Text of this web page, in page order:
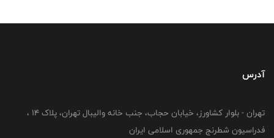
آدرس
تهران - بلوار کشاورز، خیابان حجاب، جنب خانه والیبال تهران، پلاک 14 ،
فدراسیون شطرنج جمهوری اسلامی ایران